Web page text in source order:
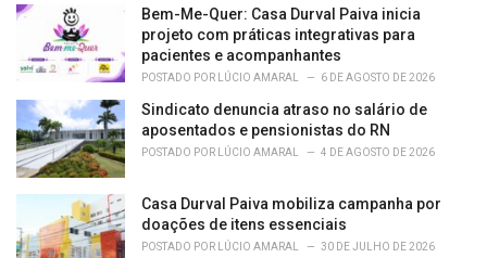
i
Bem-Me-Quer: Casa Durval Paiva inicia
projeto com práticas integrativas para
pacientes e acompanhantes
POSTADO POR LÚCIO AMARAL 6 DE AGOSTO DE 2026
Sindicato denuncia atraso no salário de
aposentados e pensionistas do RN
POSTADO POR LÚCIO AMARAL 4 DE AGOSTO DE 2026
Casa Durval Paiva mobiliza campanha por
doações de itens essenciais
POSTADO POR LÚCIO AMARAL 30 DE JULHO DE 2026